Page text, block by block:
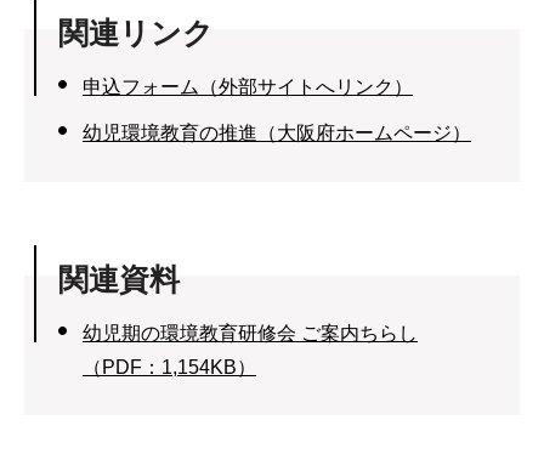
関連リンク
申込フォーム（外部サイトへリンク）
幼児環境教育の推進（大阪府ホームページ）
関連資料
幼児期の環境教育研修会 ご案内ちらし
（PDF：1,154KB）